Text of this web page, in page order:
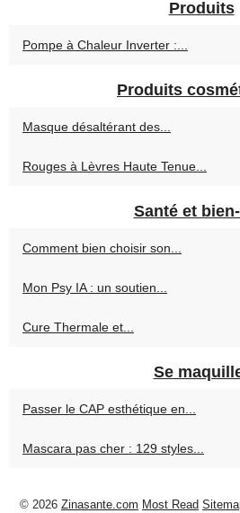
Produits
Pompe à Chaleur Inverter :...
Produits
Masque désaltérant des...
Rouges à Lèvres Haute Tenue...
Santé et
Comment bien choisir son...
Mon Psy IA : un soutien...
Cure Thermale et...
Se
Passer le CAP esthétique en...
Mascara pas cher : 129 styles...
© 2026 Zinasante.com Most Read